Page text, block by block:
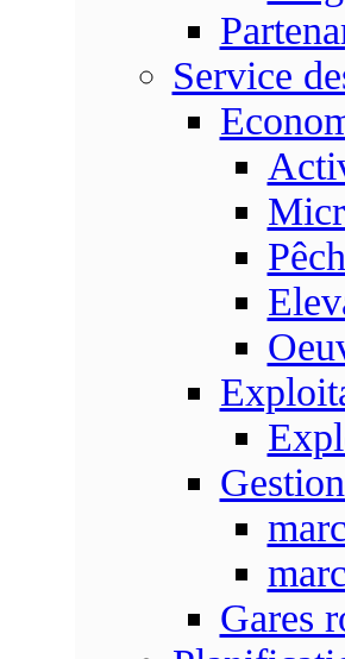
Service
Gares